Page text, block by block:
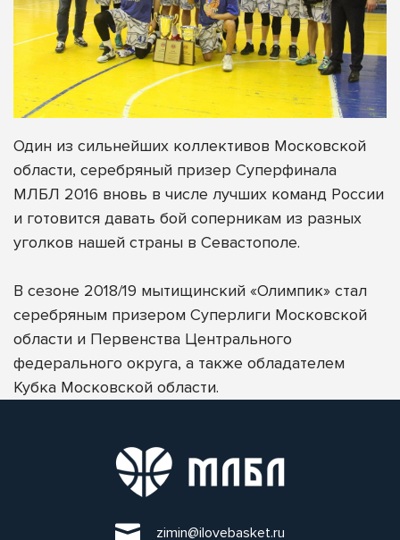
Один из сильнейших коллективов Московской
области, серебряный призер Суперфинала
МЛБЛ 2016 вновь в числе лучших команд России
и готовится давать бой соперникам из разных
уголков нашей страны в Севастополе.
В сезоне 2018/19 мытищинский «Олимпик» стал
серебряным призером Суперлиги Московской
области и Первенства Центрального
федерального округа, а также обладателем
Кубка Московской области.
zimin@ilovebasket.ru